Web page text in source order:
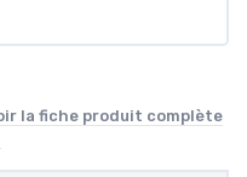
la fiche produit complète